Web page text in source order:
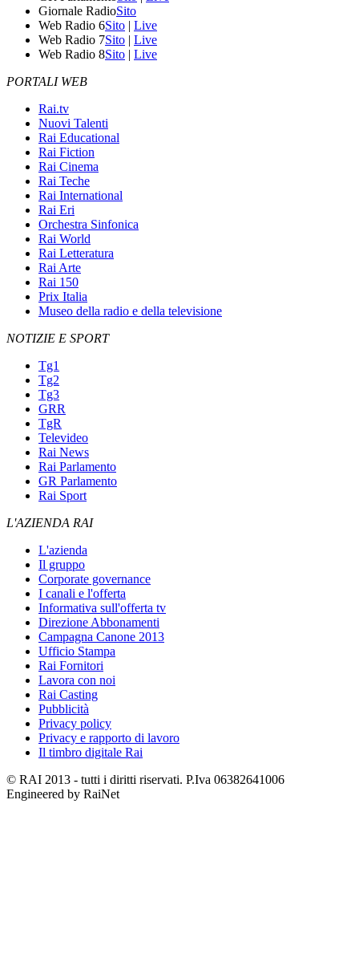
Giornale RadioSito
Web Radio 6Sito | Live
Web Radio 7Sito | Live
Web Radio 8Sito | Live
PORTALI WEB
Rai.tv
Nuovi Talenti
Rai Educational
Rai Fiction
Rai Cinema
Rai Teche
Rai International
Rai Eri
Orchestra Sinfonica
Rai World
Rai Letteratura
Rai Arte
Rai 150
Prix Italia
Museo della radio e della televisione
NOTIZIE E SPORT
Tg1
Tg2
Tg3
GRR
TgR
Televideo
Rai News
Rai Parlamento
GR Parlamento
Rai Sport
L'AZIENDA RAI
L'azienda
Il gruppo
Corporate governance
I canali e l'offerta
Informativa sull'offerta tv
Direzione Abbonamenti
Campagna Canone 2013
Ufficio Stampa
Rai Fornitori
Lavora con noi
Rai Casting
Pubblicità
Privacy policy
Privacy e rapporto di lavoro
Il timbro digitale Rai
© RAI 2013 - tutti i diritti riservati. P.Iva 06382641006
Engineered by RaiNet